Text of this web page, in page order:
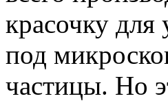
красочку для
под
частицы. Но